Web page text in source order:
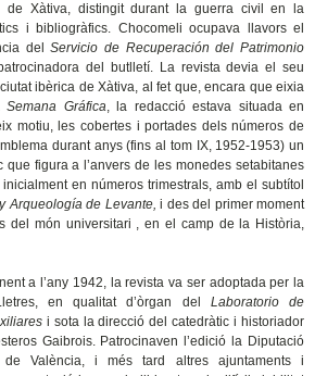
de Xàtiva, distingit durant la guerra civil en la
i bibliogràfics. Chocomeli ocupava llavors el
delServicio de Recuperación del Patrimonio
del butlletí. La revista devia el seu
ibèrica de Xàtiva, al fet que, encara que eixia
Semana Gráfica, la redacció estava situada en
motiu, les cobertes i portades dels números de
durant anys (fins al tom IX, 1952-1953) un
figura a l’anvers de les monedes setabitanes
en números trimestrals, amb el subtítol
Arqueología de Levante,i des del primer moment
del món universitari , en el camp de la Història,
a l’any 1942, la revista va ser adoptada per la
en qualitat d’òrgan del Laboratorio de
i sota la direcció del catedràtic i historiador
Gaibrois. Patrocinaven l’edició la Diputació
de València, i més tard altres ajuntaments i